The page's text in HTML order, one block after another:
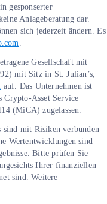
gesponserter
Anlageberatung dar.
sich jederzeit ändern. Es
Gesellschaft mit
mit Sitz in St. Julian’s,
auf. Das Unternehmen ist
Crypto-Asset Service
(MiCA) zugelassen.
mit Risiken verbunden
Wertentwicklungen sind
Bitte prüfen Sie
Ihrer finanziellen
sind. Weitere